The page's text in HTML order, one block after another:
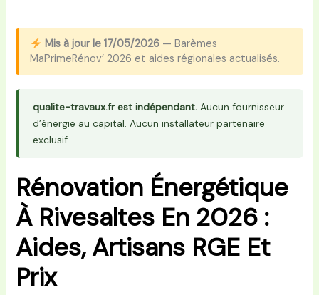
Mis à jour le 17/05/2026 — Barèmes
MaPrimeRénov’ 2026 et aides régionales actualisés.
qualite-travaux.fr est indépendant. Aucun fournisseur
d’énergie au capital. Aucun installateur partenaire
exclusif.
Rénovation Énergétique
À Rivesaltes En 2026 :
Aides, Artisans RGE Et
Prix